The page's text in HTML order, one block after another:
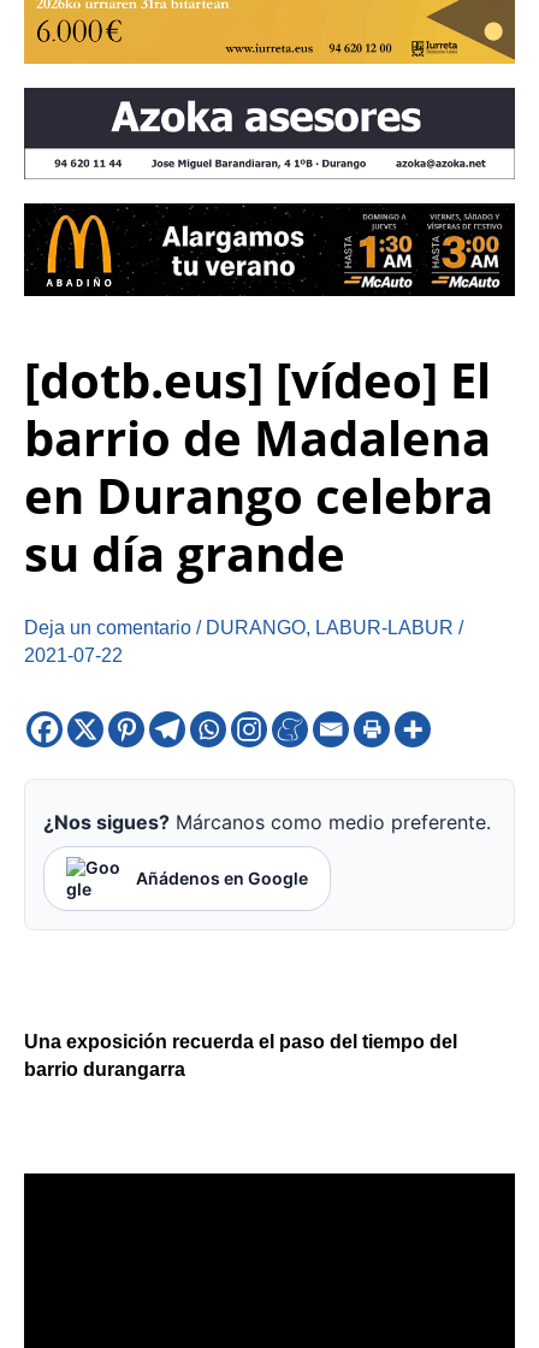
[dotb.eus] [vídeo] El
barrio de Madalena
en Durango celebra
su día grande
Deja un comentario / DURANGO, LABUR-LABUR /
2021-07-22
¿Nos sigues? Márcanos como medio preferente.
Añádenos en Google
Una exposición recuerda el paso del tiempo del
barrio durangarra